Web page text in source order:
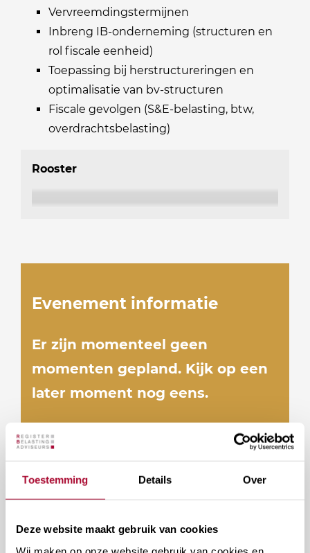
Toestemming Details Over
Deze website maakt gebruik van cookies
Vervreemdingstermijnen
Inbreng IB-onderneming (structuren en
rol fiscale eenheid)
Toepassing bij herstructureringen en
optimalisatie van bv-structuren
Fiscale gevolgen (S&E-belasting, btw,
overdrachtsbelasting)
Rooster
Evenement informatie
Er zijn momenteel geen
momenten gepland. Kijk op een
later moment nog eens.
Docenten